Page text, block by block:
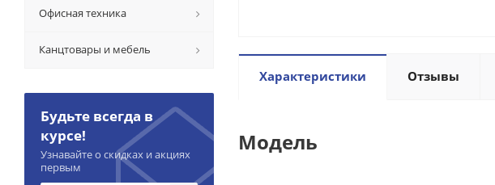
Характеристики Отзывы
Модель
Офисная техника
Канцтовары и мебель
Будьте всегда в
курсе!
Узнавайте о скидках и акциях
первым